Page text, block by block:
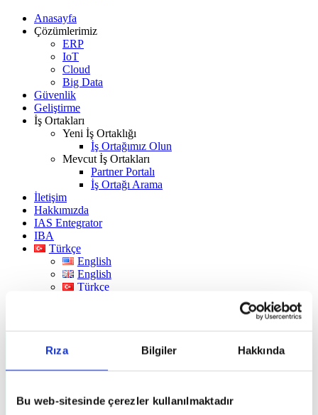
Rıza Bilgiler Hakkında
Bu web-sitesinde çerezler kullanılmaktadır
Anasayfa
Çözümlerimiz
ERP
IoT
Cloud
Big Data
Güvenlik
Geliştirme
İş Ortakları
Yeni İş Ortaklığı
İş Ortağımız Olun
Mevcut İş Ortakları
Partner Portalı
İş Ortağı Arama
İletişim
Hakkımızda
IAS Entegrator
IBA
Türkçe
English
English
Türkçe